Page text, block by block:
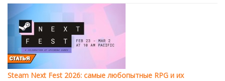
Steam Next Fest 2026: самые любопытные RPG и их